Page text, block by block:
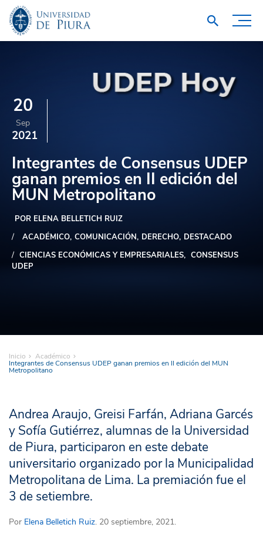
20
Sep
2021
Integrantes de Consensus UDEP
ganan premios en II edición del
MUN Metropolitano
POR ELENA BELLETICH RUIZ
ACADÉMICO COMUNICACIÓN DERECHO DESTACADO
CIENCIAS ECONÓMICAS Y EMPRESARIALES
CONSENSUS
UDEP
Inicio Académico
Integrantes de Consensus UDEP ganan premios en II edición del MUN
Metropolitano
Andrea Araujo, Greisi Farfán, Adriana Garcés
y Sofía Gutiérrez, alumnas de la Universidad
de Piura, participaron en este debate
universitario organizado por la Municipalidad
Metropolitana de Lima. La premiación fue el
3 de setiembre.
Por Elena Belletich Ruiz. 20 septiembre, 2021.